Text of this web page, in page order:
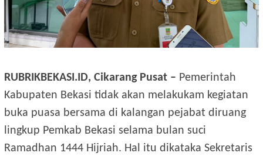
RUBRIKBEKASI.ID, Cikarang Pusat – Pemerintah
Kabupaten Bekasi tidak akan melakukam kegiatan
buka puasa bersama di kalangan pejabat diruang
lingkup Pemkab Bekasi selama bulan suci
Ramadhan 1444 Hijriah. Hal itu dikataka Sekretaris